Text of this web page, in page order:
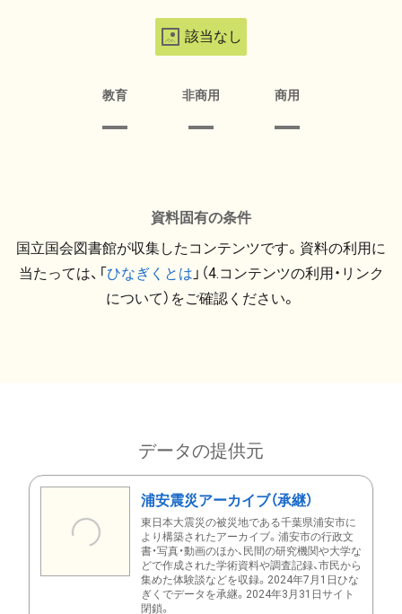
該当なし
教育 非商用 商用
資料固有の条件
国立国会図書館が収集したコンテンツです。資料の利用に
当たっては、「ひなぎくとは 」（4.コンテンツの利用・リンク
について）をご確認ください。
データの提供元
浦安震災アーカイブ（承継）
東日本大震災の被災地である千葉県浦安市に
より構築されたアーカイブ。浦安市の行政文
書・写真・動画のほか、民間の研究機関や大学な
どで作成された学術資料や調査記録、市民から
集めた体験談などを収録。2024年7月1日ひな
ぎくでデータを承継。2024年3月31日サイト
閉鎖。